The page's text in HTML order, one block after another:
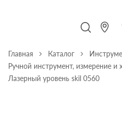
Главная Каталог
Ручной инструмент, измерение и
Лазерный уровень skil 0560